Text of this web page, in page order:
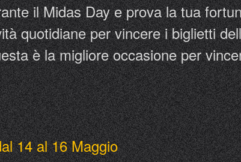
il Midas Day e prova la tua
quotidiane per vincere i biglietti
è la migliore occasione per
14 al 16 Maggio